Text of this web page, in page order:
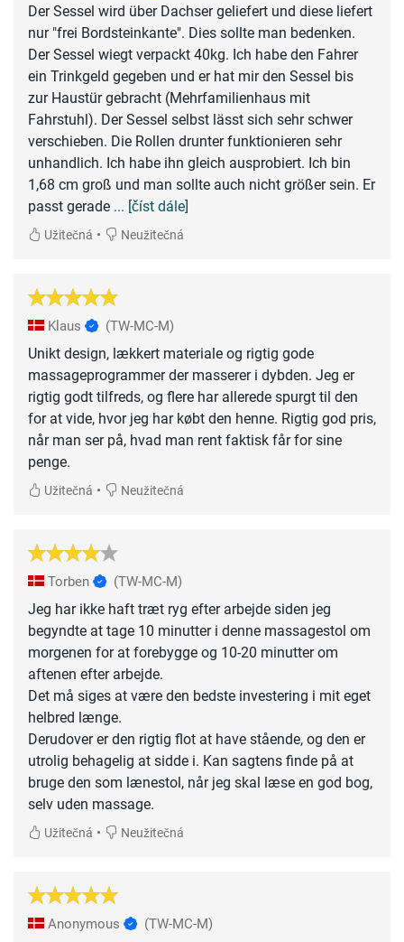
Der Sessel wird über Dachser geliefert und diese liefert
nur "frei Bordsteinkante". Dies sollte man bedenken.
Der Sessel wiegt verpackt 40kg. Ich habe den Fahrer
ein Trinkgeld gegeben und er hat mir den Sessel bis
zur Haustür gebracht (Mehrfamilienhaus mit
Fahrstuhl). Der Sessel selbst lässt sich sehr schwer
verschieben. Die Rollen drunter funktionieren sehr
unhandlich. Ich habe ihn gleich ausprobiert. Ich bin
1,68 cm groß und man sollte auch nicht größer sein. Er
passt gerade ... [číst dále]
Užitečná • Neužitečná
Klaus (TW-MC-M)
Unikt design, lækkert materiale og rigtig gode
massageprogrammer der masserer i dybden. Jeg er
rigtig godt tilfreds, og flere har allerede spurgt til den
for at vide, hvor jeg har købt den henne. Rigtig god pris,
når man ser på, hvad man rent faktisk får for sine
penge.
Užitečná • Neužitečná
Torben (TW-MC-M)
Jeg har ikke haft træt ryg efter arbejde siden jeg
begyndte at tage 10 minutter i denne massagestol om
morgenen for at forebygge og 10-20 minutter om
aftenen efter arbejde.
Det må siges at være den bedste investering i mit eget
helbred længe.
Derudover er den rigtig flot at have stående, og den er
utrolig behagelig at sidde i. Kan sagtens finde på at
bruge den som lænestol, når jeg skal læse en god bog,
selv uden massage.
Užitečná • Neužitečná
Anonymous (TW-MC-M)